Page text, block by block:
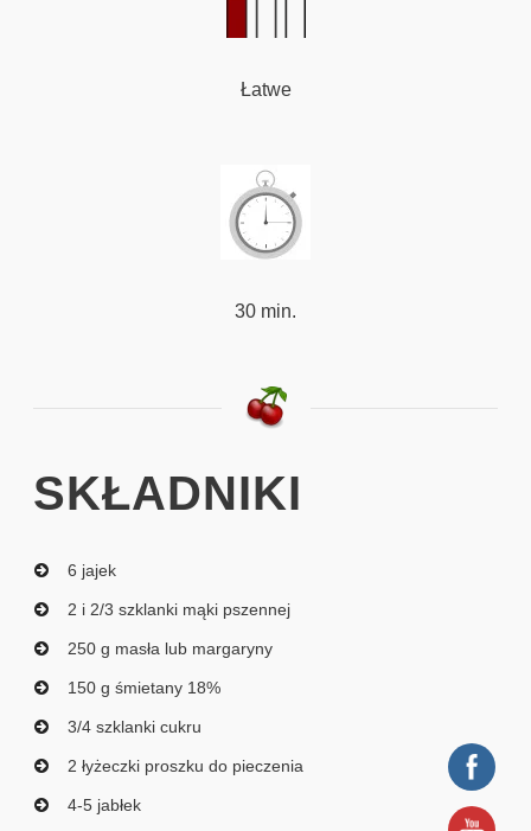
Łatwe
30 min.
SKŁADNIKI
6 jajek
2 i 2/3 szklanki mąki pszennej
250 g masła lub margaryny
150 g śmietany 18%
3/4 szklanki cukru
2 łyżeczki proszku do pieczenia
4-5 jabłek